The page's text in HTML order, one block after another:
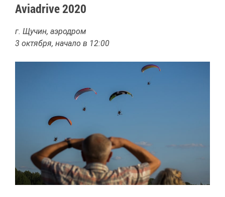
Aviadrive 2020
г. Щу­чин, аэро­дром
3 ок­тяб­ря, на­ча­ло в 12:00